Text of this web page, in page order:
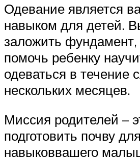
Одевание является
навыком для детей.
заложить фундамент,
помочь ребенку
одеваться в течение
нескольких месяцев.
Миссия родителей –
подготовить почву
навыковвашего